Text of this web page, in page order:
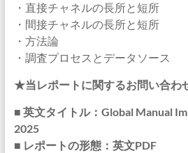
・直接チャネルの長所と短所
・間接チャネルの長所と短所
・方法論
・調査プロセスとデータソース
★当レポートに関するお問い合わ
■ 英文タイトル：Global Manual
2025
■ レポートの形態：英文PDF